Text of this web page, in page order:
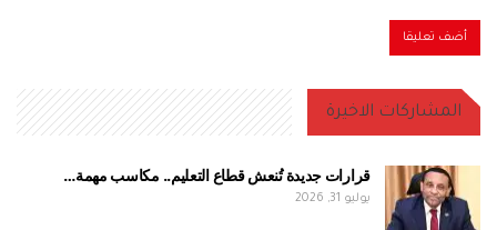
المشاركات الاخيرة
قرارات جديدة تُنعش قطاع التعليم.. مكاسب مهمة…
يوليو 31, 2026